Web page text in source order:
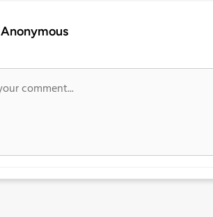
Anonymous